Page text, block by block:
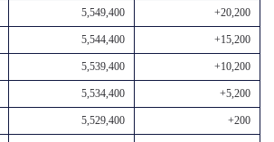
5,549,400 +20,200
5,544,400 +15,200
5,539,400 +10,200
5,534,400 +5,200
5,529,400 +200